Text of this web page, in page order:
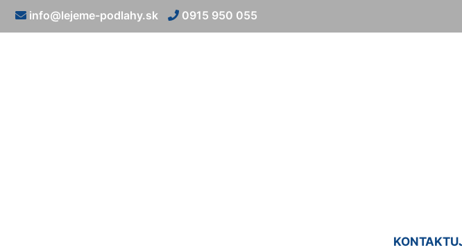
info@lejeme-podlahy.sk 0915 950 055